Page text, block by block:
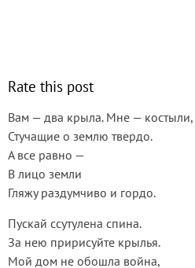
Rate this post
Вам — два крыла. Мне — костыли,
Стучащие о землю твердо.
А все равно —
В лицо земли
Гляжу раздумчиво и гордо.
Пускай ссутулена спина.
За нею пририсуйте крылья.
Мой дом не обошла война,